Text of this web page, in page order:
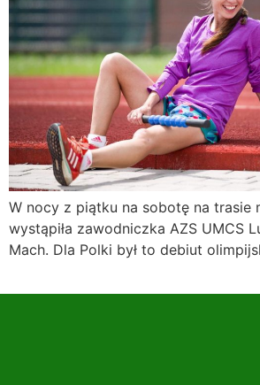
W nocy z piątku na sobotę na trasie
wystąpiła zawodniczka AZS UMCS
Mach. Dla Polki był to debiut